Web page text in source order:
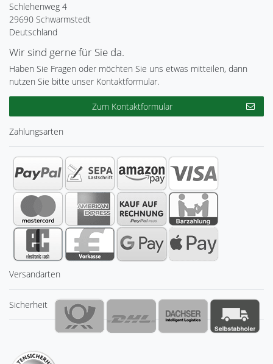
Schlehenweg 4
29690 Schwarmstedt
Deutschland
Wir sind gerne für Sie da.
Haben Sie Fragen oder möchten Sie uns etwas mitteilen, dann
nutzen Sie bitte unser Kontaktformular.
Zum Kontaktformular
Zahlungsarten
Versandarten
Sicherheit